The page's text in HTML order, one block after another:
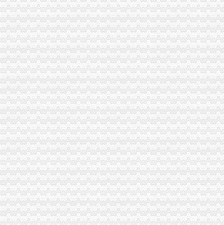
【重庆交通银行】交通银行重庆两路口_电话_地址_地图-卡盟网
公司做外贸出口的,已经申请下了出口退税权,汉口的仁和会计代账公
【石景山公司注册会计代理记账,专业代账/对账】-石景山衙门口易登
渝中区上清寺两路口会计培训学校仁和会计学校_志趣网
大坪代账公司
【工商网上报税系统】_重庆列表网
【重庆渝北区会计代理记账代办公司,价比选亿源财税】价
大坪一半微企在做手机生意_网易新闻
重庆办理营业执照代账税务代理公司注册可提供地址-直辖市重庆专利
重庆帅博工商_代办分公司注册_分公司注销_代理记账_重庆进出口许
渝贤财务_汇博人才网
景德镇乐平资产评估公司|景德镇乐平资产评估-景德镇乐平酷易搜
【重庆一心财务咨询有限公司招聘_新招聘信息】-前程无忧官方招聘
专业代办公司注册、代理记账、专项审批等欢迎来电咨询_志趣网
大坪有哪些代账公司_列表网问答
渝中区代账公司流程
桐君阁：关于召开公司2013年年度股东大会的通知_证券之星
[年报]重庆路桥：2011年年度报告-[中财网]
金融及其他服务业岗位需求-两江新区官网
重庆联合产权交易所项目公告专栏-搜狐滚动
关于横竖-重庆横竖房地产顾问有限公司